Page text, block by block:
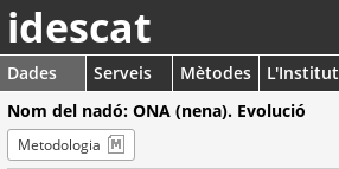
idescat
Dades Serveis Mètodes
L'Institut
Nom del nadó: ONA (nena). Evolució
Metodologia